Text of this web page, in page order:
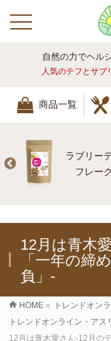
toggle navigation
自然の力でヘル
人気のテフとサプ
商品一覧
ラブリー
フレーク
12月は青木
「一年の締
負」-
HOME » トレンドオン
トレンドオンライン・ア
12月は青木愛さん-12月の